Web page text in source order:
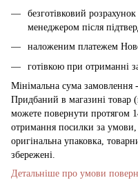
безготівковий
менеджером після
наложеним платежем
готівкою при отриманні
Мінімальна сума замовлення
Придбаний в магазині товар
можете повернути протягом
отримання посилки за
оригінальна упаковка,
збережені.
Детальніше про умови